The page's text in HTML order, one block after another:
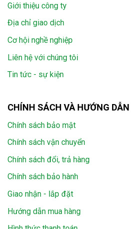
Giới thiệu công ty
Địa chỉ giao dịch
Cơ hội nghề nghiệp
Liên hệ với chúng tôi
Tin tức - sự kiện
CHÍNH SÁCH VÀ HƯỚNG DẪN
Chính sách bảo mật
Chính sách vận chuyển
Chính sách đổi, trả hàng
Chính sách bảo hành
Giao nhận - lắp đặt
Hướng dẫn mua hàng